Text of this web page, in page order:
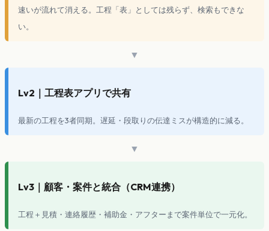
速いが流れて消える。工程「表」としては残らず、検索もできな
い。
▼
Lv2｜工程表アプリで共有
最新の工程を3者同期。遅延・段取りの伝達ミスが構造的に減る。
▼
Lv3｜顧客・案件と統合（CRM連携）
工程＋見積・連絡履歴・補助金・アフターまで案件単位で一元化。